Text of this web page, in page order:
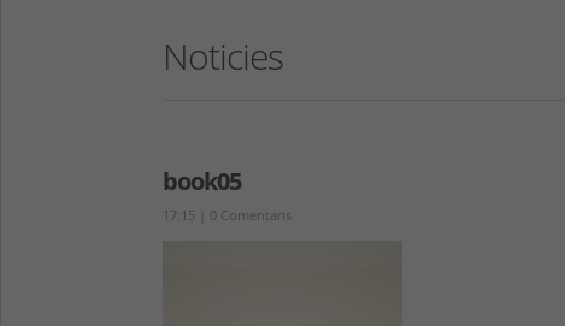
Noticies
book05
17:15 0 Comentaris